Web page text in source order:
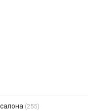
(255)